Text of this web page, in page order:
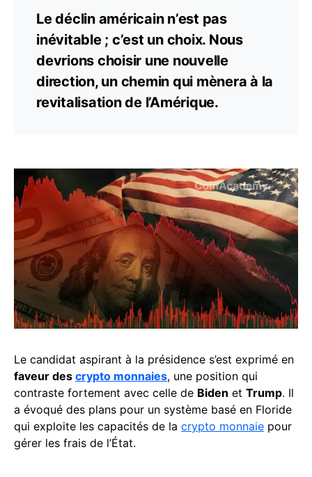
Le déclin américain n’est pas
inévitable ; c’est un choix. Nous
devrions choisir une nouvelle
direction, un chemin qui mènera à la
revitalisation de l’Amérique.
Le candidat aspirant à la présidence s’est exprimé en
faveur des crypto monnaies, une position qui
contraste fortement avec celle de Biden et Trump. Il
a évoqué des plans pour un système basé en Floride
qui exploite les capacités de la crypto monnaie pour
gérer les frais de l’État.